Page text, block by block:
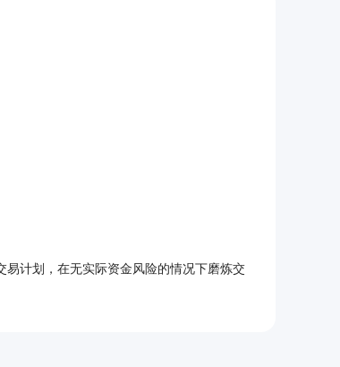
计划，在无实际资金风险的情况下磨炼交